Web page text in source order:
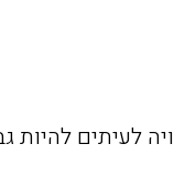
לעיתים להיות